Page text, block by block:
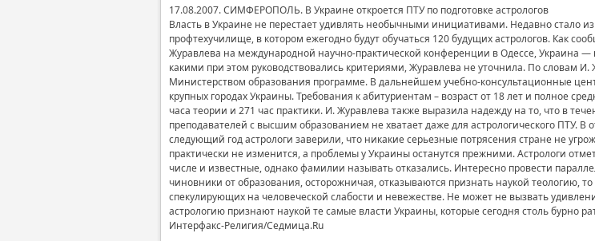
17.08.2007. СИМФЕРОПОЛЬ. В Украине откроется ПТУ по подготовке астрологов
Власть в Украине не перестает удивлять необычными инициативами. Недавно стало
профтехучилище, в котором ежегодно будут обучаться 120 будущих астрологов. Как
Журавлева на международной научно-практической конференции в Одессе, Украина —
какими при этом руководствовались критериями, Журавлева не уточнила. По словам
Министерством образования программе. В дальнейшем учебно-консультационные
крупных городах Украины. Требования к абитуриентам – возраст от 18 лет и полное
часа теории и 271 час практики. И. Журавлева также выразила надежду на то, что в
преподавателей с высшим образованием не хватает даже для астрологического ПТУ.
следующий год астрологи заверили, что никакие серьезные потрясения стране не
практически не изменится, а проблемы у Украины останутся прежними. Астрологи
числе и известные, однако фамилии называть отказались. Интересно провести
чиновники от образования, осторожничая, отказываются признать наукой теологию,
спекулирующих на человеческой слабости и невежестве. Не может не вызвать
астрологию признают наукой те самые власти Украины, которые сегодня столь бурно
Интерфакс-Религия/Седмица.Ru